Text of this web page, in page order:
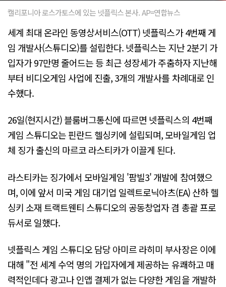
캘리포니아 로스가토스에 있는 넷플릭스 본사. AP=연합뉴스
세계 최대 온라인 동영상서비스(OTT) 넷플릭스가 4번째 게
임 개발사(스튜디오)를 설립한다. 넷플릭스는 지난 2분기 가
입자가 97만명 줄어드는 등 최근 성장세가 주춤하자 지난해
부터 비디오게임 사업에 진출, 3개의 개발사를 차례대로 인
수했다.
26일(현지시간) 블룸버그통신에 따르면 넷플릭스의 4번째
게임 스튜디오는 핀란드 헬싱키에 설립되며, 모바일게임 업
체 징가 출신의 마르코 라스티카가 이끌게 된다.
라스티카는 징가에서 모바일게임 '팜빌3' 개발에 참여했으
며, 이에 앞서 미국 게임 대기업 일렉트로닉아츠(EA) 산하 헬
싱키 소재 트랙트웬티 스튜디오의 공동창업자 겸 총괄 프로
듀서로 일했다.
넷플릭스 게임 스튜디오 담당 아미르 라히미 부사장은 이에
대해 "전 세계 수억 명의 가입자에게 제공하는 유쾌하고 매
력적인데다 광고나 인앱 결제가 없는 다양한 게임을 개발하